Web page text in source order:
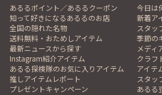
あるるポイント／あるるクーポン
今日は
知って好きになるあるるのお店
新着ア
全国の隠れた名物
スタッ
送料無料・おためしアイテム
季節の
最新ニュースから探す
メディ
Instagram紹介アイテム
クラフ
あるる探検隊のお気に入りアイテム
アイテ
推しアイテムレポート
スタッ
プレゼントキャンペーン
あるる